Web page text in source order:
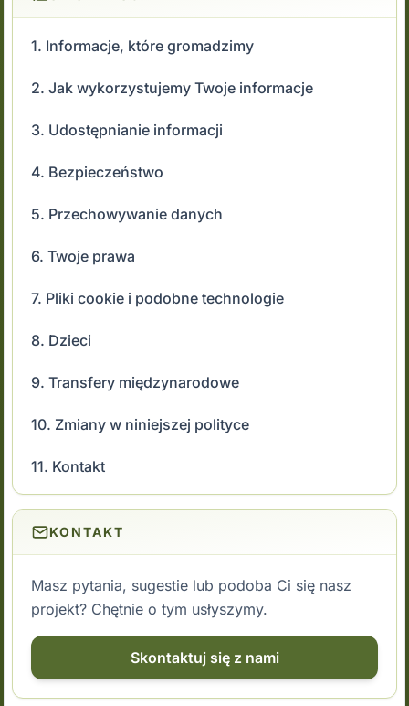
1. Informacje, które gromadzimy
2. Jak wykorzystujemy Twoje informacje
3. Udostępnianie informacji
4. Bezpieczeństwo
5. Przechowywanie danych
6. Twoje prawa
7. Pliki cookie i podobne technologie
8. Dzieci
9. Transfery międzynarodowe
10. Zmiany w niniejszej polityce
11. Kontakt
KONTAKT
Masz pytania, sugestie lub podoba Ci się nasz
projekt? Chętnie o tym usłyszymy.
Skontaktuj się z nami